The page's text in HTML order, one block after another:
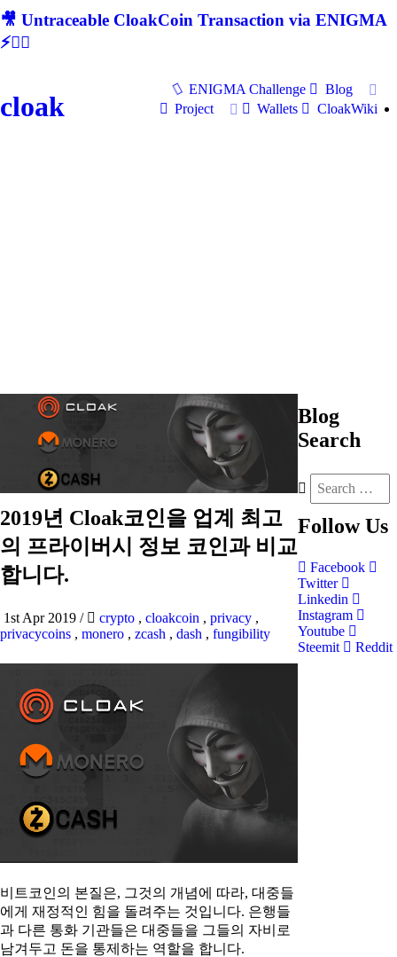
🎥 Untraceable CloakCoin Transaction via ENIGMA
⚡🕵‍♂
cloak
ENIGMA Challenge
Blog
Project
Wallets CloakWiki
2019년 Cloak코인을 업계 최고
의 프라이버시 정보 코인과 비교
합니다.
1st Apr 2019 / crypto , cloakcoin , privacy ,
privacycoins , monero , zcash , dash , fungibility
비트코인의 본질은, 그것의 개념에 따라, 대중들
에게 재정적인 힘을 돌려주는 것입니다. 은행들
과 다른 통화 기관들은 대중들을 그들의 자비로
남겨두고 돈을 통제하는 역할을 합니다.
Blog
Search
Follow Us
Facebook
Twitter
Linkedin
Instagram
Youtube
Steemit
Reddit